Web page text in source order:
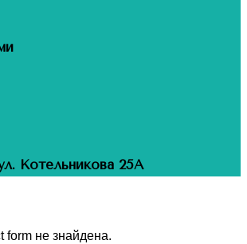
Котельникова 25А
form не знайдена.